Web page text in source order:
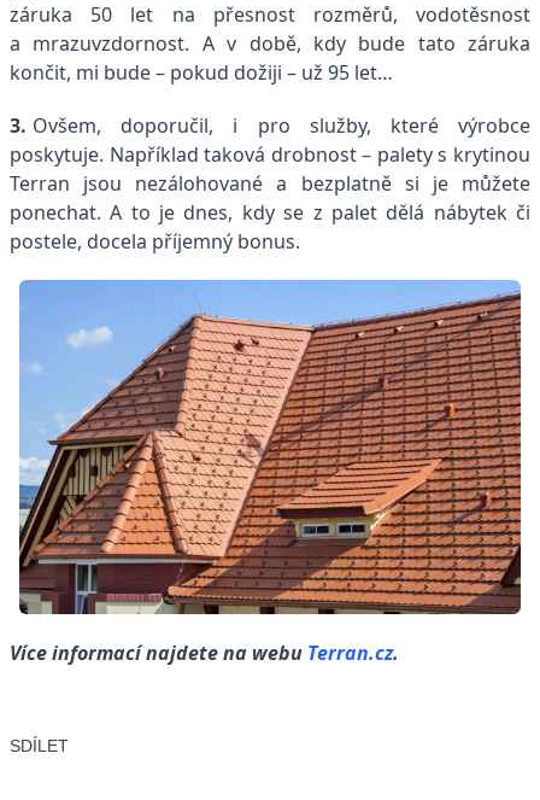
záruka 50 let na přesnost rozměrů, vodotěsnost
a mrazuvzdornost. A v době, kdy bude tato záruka
končit, mi bude – pokud dožiji – už 95 let…
3. Ovšem, doporučil, i pro služby, které výrobce
poskytuje. Například taková drobnost – palety s krytinou
Terran jsou nezálohované a bezplatně si je můžete
ponechat. A to je dnes, kdy se z palet dělá nábytek či
postele, docela příjemný bonus.
Více informací najdete na webu Terran.cz.
SDÍLET